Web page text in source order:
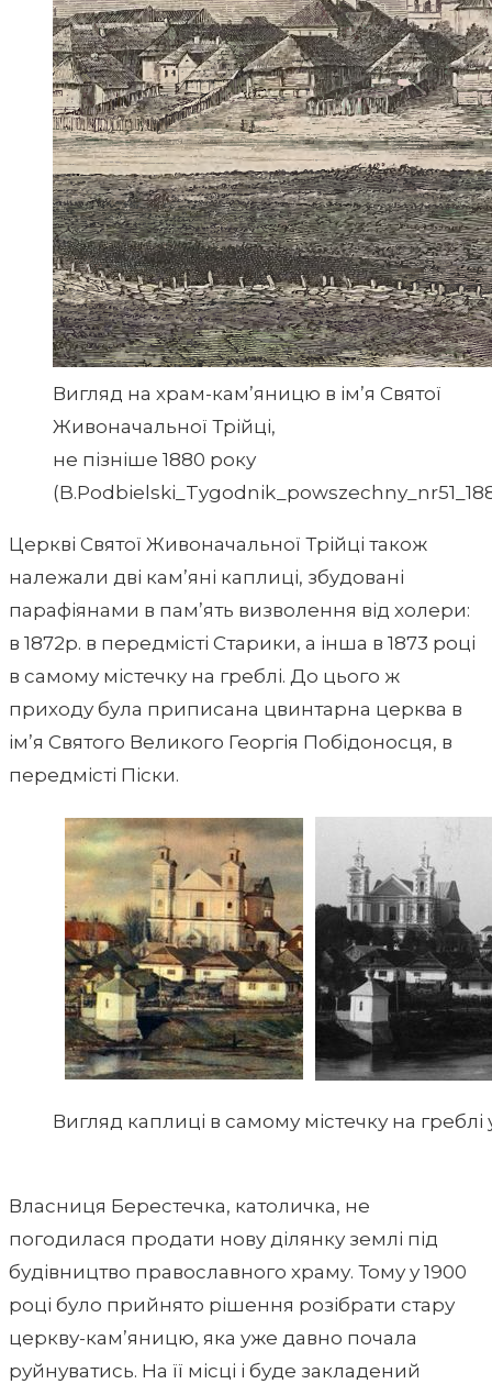
Вигляд на храм-кам’яницю в ім’я Святої
Живоначальної Трійці,
не пізніше 1880 року
Церкві Святої Живоначальної Трійці також
належали дві кам’яні каплиці, збудовані
парафіянами в пам’ять визволення від холери:
в 1872р. в передмісті Старики, а інша в 1873 році
в самому містечку на греблі. До цього ж
приходу була приписана цвинтарна церква в
ім’я Святого Великого Георгія Побідоносця, в
передмісті Піски.
Вигляд каплиці в самому містечку на греблі
Власниця Берестечка, католичка, не
погодилася продати нову ділянку землі під
будівництво православного храму. Тому у 1900
році було прийнято рішення розібрати стару
церкву-кам’яницю, яка уже давно почала
руйнуватись. На її місці і буде закладений